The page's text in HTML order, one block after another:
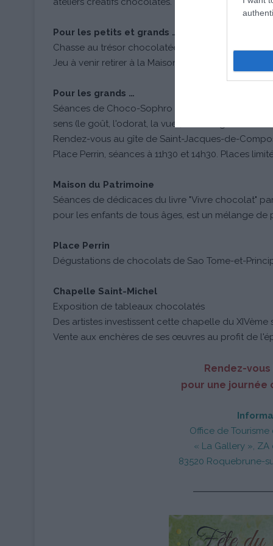
Pour les petits et grands …
Chasse au trésor chocolatée dans le village
Jeu à venir retirer à la Maison du Chocolat et
Pour les grands …
Séances de Choco-Sophro – Christelle
sens (le goût, l'odorat, la vue), avec dégustation
Rendez-vous au gîte de Saint-Jacques-de-
Place Perrin, séances à 11h30 et 14h30. Places
Maison du Patrimoine
Séances de dédicaces du livre "Vivre chocolat"
pour les enfants de tous âges, est un mélange de
Place Perrin
Dégustations de chocolats de Sao Tome-et-
Chapelle Saint-Michel
Exposition de tableaux chocolatés
Des artistes investissent cette chapelle du
Vente aux enchères de ses œuvres au profit de
Rendez-
pour une journée
Office de
« La Gallery », ZA
83520 Roquebrune-